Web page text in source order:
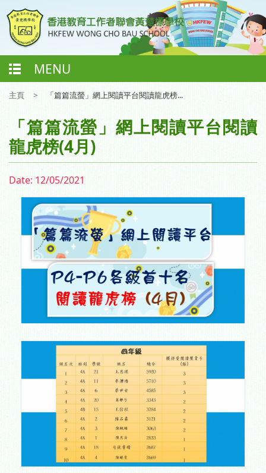
MENU
主頁 > 「篇篇流螢」網上閱讀平台閱讀龍虎榜...
「篇篇流螢」網上閱讀平台閱讀
龍虎榜(4月)
Date: 12/05/2021